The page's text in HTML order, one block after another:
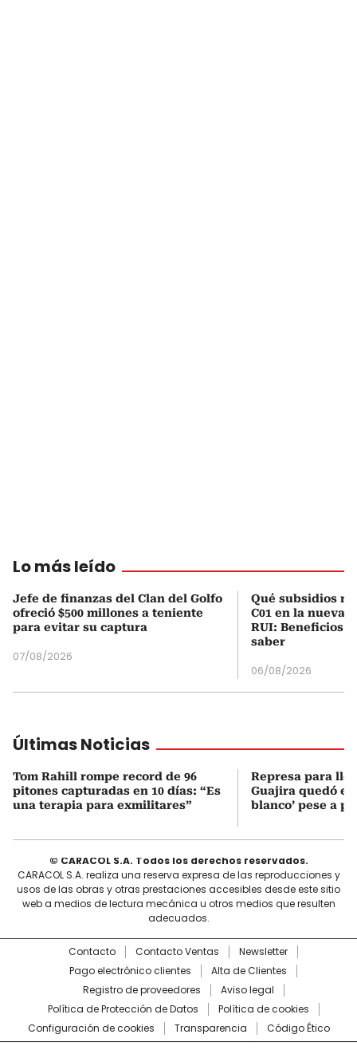
Lo más leído
Jefe de finanzas del Clan del Golfo
ofreció $500 millones a teniente
para evitar su captura
07/08/2026
Qué subsidios
C01 en la nueva
RUI: Beneficios
saber
06/08/2026
Últimas Noticias
Tom Rahill rompe record de 96
pitones capturadas en 10 días: “Es
una terapia para exmilitares”
Represa para
Guajira quedó en
blanco’ pese a
© CARACOL S.A. Todos los derechos reservados.
CARACOL S.A. realiza una reserva expresa de las reproducciones y
usos de las obras y otras prestaciones accesibles desde este sitio
web a medios de lectura mecánica u otros medios que resulten
adecuados.
Contacto Contacto Ventas
Newsletter
Pago electrónico clientes
Alta de Clientes
Registro de proveedores
Aviso legal
Política de Protección de Datos
Política de cookies
Configuración de cookies
Transparencia Código Ético